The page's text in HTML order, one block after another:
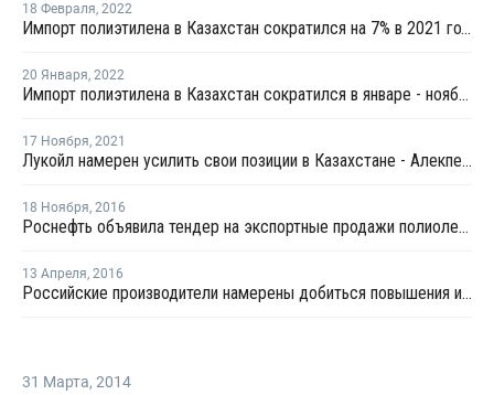
18 Февраля, 2022
Импорт полиэтилена в Казахстан сократился на 7% в 2021 году
20 Января, 2022
Импорт полиэтилена в Казахстан сократился в январе - ноябре на 9%
17 Ноября, 2021
Лукойл намерен усилить свои позиции в Казахстане - Алекперов
18 Ноября, 2016
Роснефть объявила тендер на экспортные продажи полиолефинов Уфаоргсинтез
13 Апреля, 2016
Российские производители намерены добиться повышения импортной пошлины на линейный полиэтилен
31 Марта, 2014